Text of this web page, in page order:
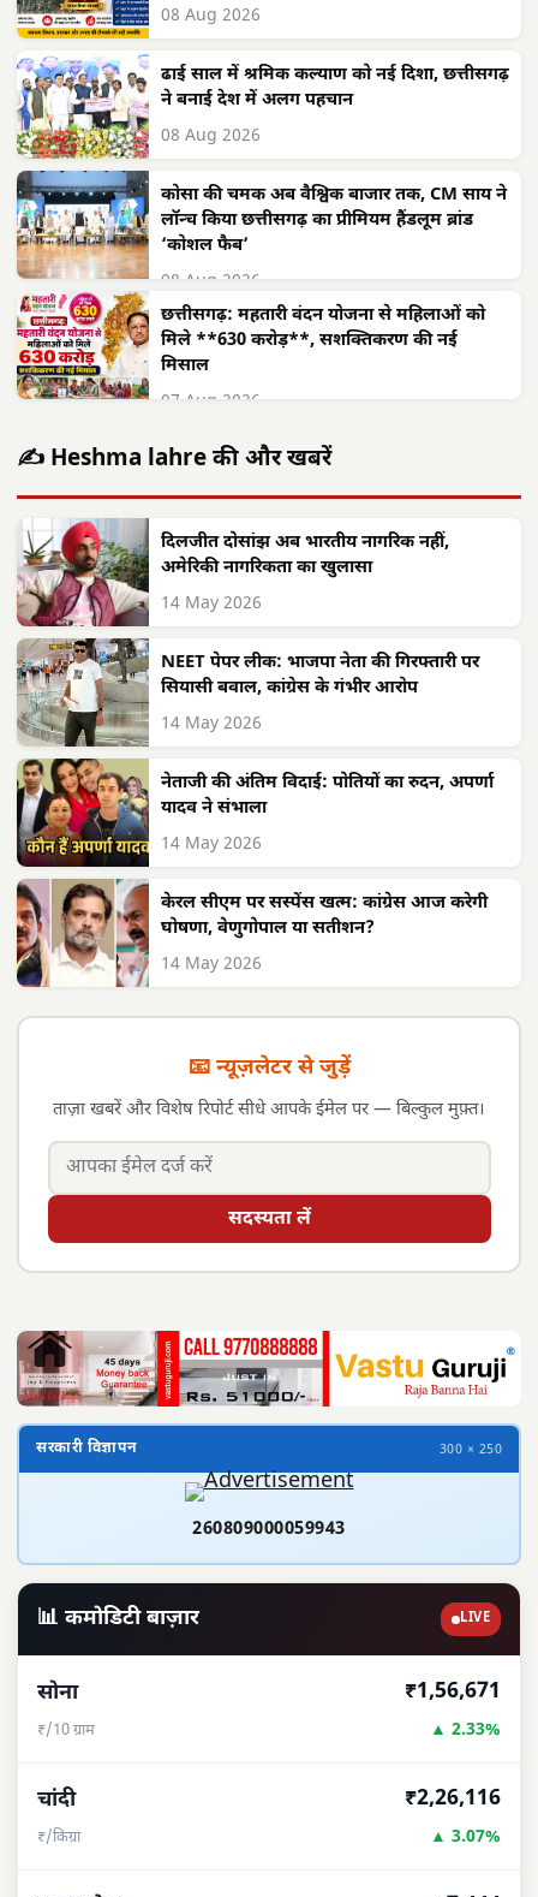
08 Aug 2026
ढाई साल में श्रमिक कल्याण को नई दिशा, छत्तीसगढ़
ने बनाई देश में अलग पहचान
08 Aug 2026
कोसा की चमक अब वैश्विक बाजार तक, CM साय ने
लॉन्च किया छत्तीसगढ़ का प्रीमियम हैंडलूम ब्रांड
‘कोशल फैब’
08 Aug 2026
छत्तीसगढ़: महतारी वंदन योजना से महिलाओं को
मिले **630 करोड़**, सशक्तिकरण की नई
मिसाल
07 Aug 2026
✍️ Heshma lahre की और खबरें
दिलजीत दोसांझ अब भारतीय नागरिक नहीं,
अमेरिकी नागरिकता का खुलासा
14 May 2026
NEET पेपर लीक: भाजपा नेता की गिरफ्तारी पर
सियासी बवाल, कांग्रेस के गंभीर आरोप
14 May 2026
नेताजी की अंतिम विदाई: पोतियों का रुदन, अपर्णा
यादव ने संभाला
14 May 2026
केरल सीएम पर सस्पेंस खत्म: कांग्रेस आज करेगी
घोषणा, वेणुगोपाल या सतीशन?
14 May 2026
📧 न्यूज़लेटर से जुड़ें
ताज़ा खबरें और विशेष रिपोर्ट सीधे आपके ईमेल पर — बिल्कुल मुफ़्त।
सदस्यता लें
सरकारी विज्ञापन 300 × 250
260809000059943
📊 कमोडिटी बाज़ार LIVE
सोना
₹/10 ग्राम
₹1,56,671
▲ 2.33%
चांदी
₹/किग्रा
₹2,26,116
▲ 3.07%